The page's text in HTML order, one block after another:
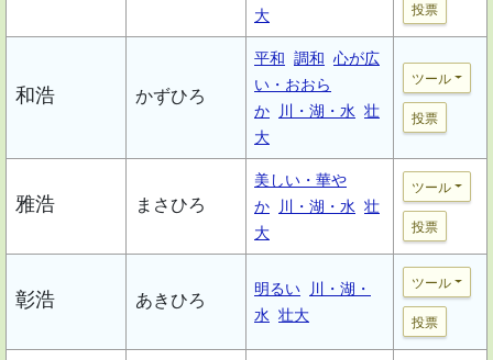
大
投票
和浩 かずひろ
平和 調和 心が広
い・おおら
か
川・湖・水 壮
大
ツール
投票
雅浩 まさひろ
美しい・華や
か
川・湖・水 壮
大
ツール
投票
彰浩 あきひろ
明るい
川・湖・
水 壮大
ツール
投票